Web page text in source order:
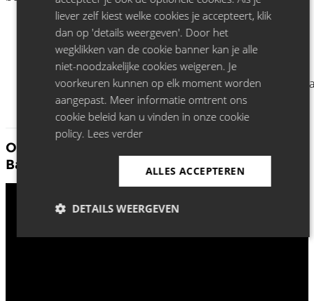
Ontdek meer Matthysen, Mosuse en Van
Ballaert:
liever zelf kiest welke cookies je accepteert, klik
dan op 'details weergeven'. Door het
wegklikken van de cookie banner kan je alle
niet-noodzakelijke cookies weigeren. Je
voorkeuren kunnen op elk moment worden
aangepast. Meer informatie omtrent ons
cookie beleid kan u vinden in onze cookie
policy. Lees verder
ALLES ACCEPTEREN
DETAILS WEERGEVEN